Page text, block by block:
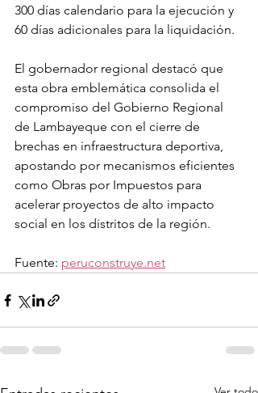
300 días calendario para la ejecución y
60 días adicionales para la liquidación.
El gobernador regional destacó que
esta obra emblemática consolida el
compromiso del Gobierno Regional
de Lambayeque con el cierre de
brechas en infraestructura deportiva,
apostando por mecanismos eficientes
como Obras por Impuestos para
acelerar proyectos de alto impacto
social en los distritos de la región.
Fuente: peruconstruye.net